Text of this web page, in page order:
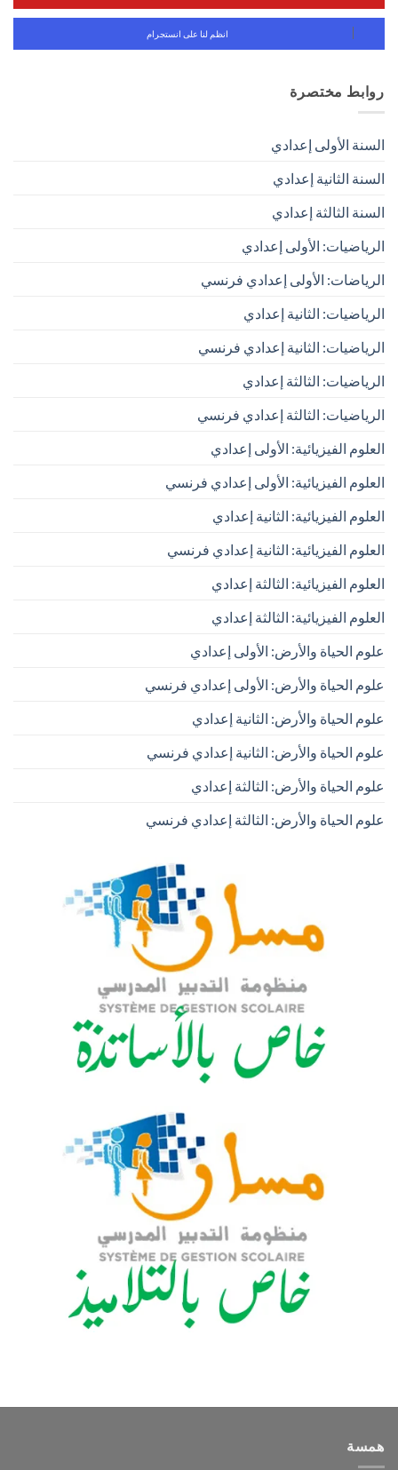
انظم لنا على انستجرام
روابط مختصرة
السنة الأولى إعدادي
السنة الثانية إعدادي
السنة الثالثة إعدادي
الرياضيات: الأولى إعدادي
الرياضات: الأولى إعدادي فرنسي
الرياضيات: الثانية إعدادي
الرياضيات: الثانية إعدادي فرنسي
الرياضيات: الثالثة إعدادي
الرياضيات: الثالثة إعدادي فرنسي
العلوم الفيزيائية: الأولى إعدادي
العلوم الفيزيائية: الأولى إعدادي فرنسي
العلوم الفيزيائية: الثانية إعدادي
العلوم الفيزيائية: الثانية إعدادي فرنسي
العلوم الفيزيائية: الثالثة إعدادي
العلوم الفيزيائية: الثالثة إعدادي
علوم الحياة والأرض: الأولى إعدادي
علوم الحياة والأرض: الأولى إعدادي فرنسي
علوم الحياة والأرض: الثانية إعدادي
علوم الحياة والأرض: الثانية إعدادي فرنسي
علوم الحياة والأرض: الثالثة إعدادي
علوم الحياة والأرض: الثالثة إعدادي فرنسي
همسة